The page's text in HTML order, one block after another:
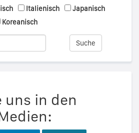
Italienisch
Japanisch
Koreanisch
Suche
uns in den